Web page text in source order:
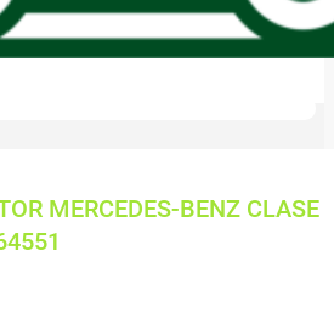
MERCEDES-BENZ CLASE